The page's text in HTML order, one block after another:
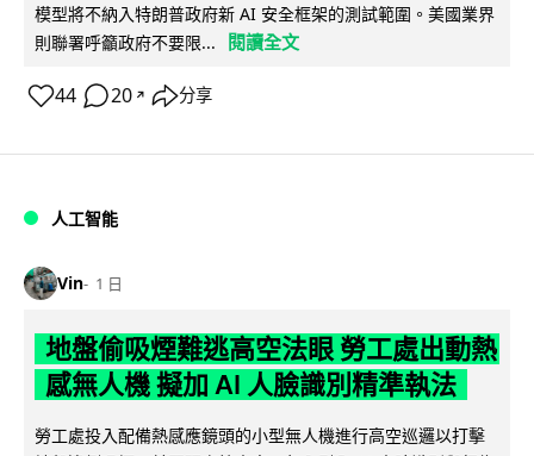
模型將不納入特朗普政府新 AI 安全框架的測試範圍。美國業界
則聯署呼籲政府不要限...
閱讀全文
44 20 ↗ 分享
人工智能
Vin 1 日
地盤偷吸煙難逃高空法眼 勞工處出動熱
感無人機 擬加 AI 人臉識別精準執法
勞工處投入配備熱感應鏡頭的小型無人機進行高空巡邏以打擊